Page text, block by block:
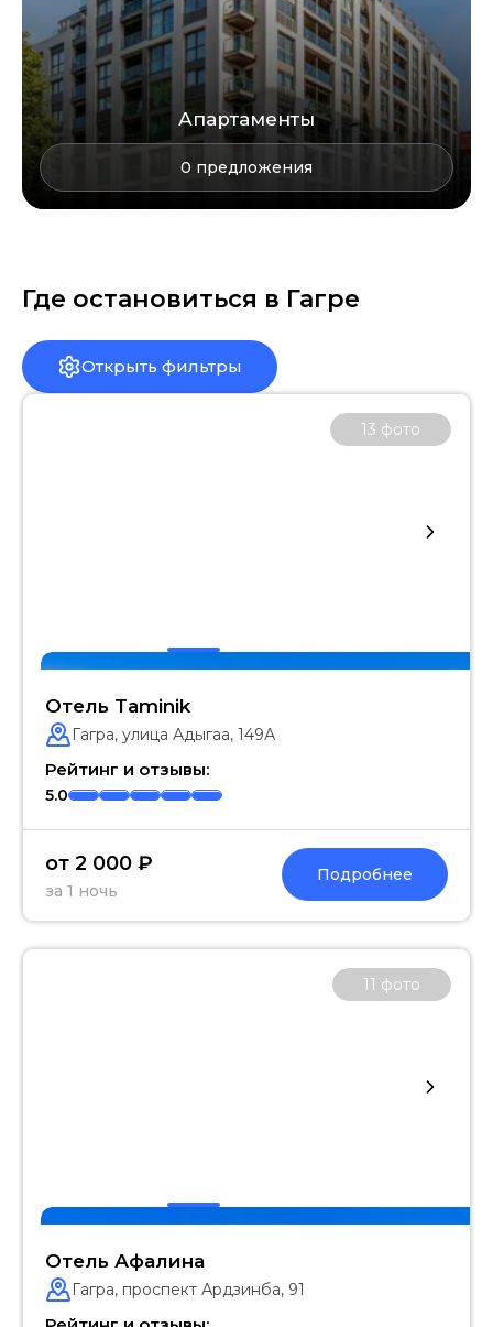
Апартаменты
0 предложения
Где остановиться в Гагре
Открыть фильтры
13 фото
Отель Taminik
Гагра, улица Адыгаа, 149А
Рейтинг и отзывы:
5.0
от 2 000 ₽
за 1 ночь
Подробнее
11 фото
Отель Афалина
Гагра, проспект Ардзинба, 91